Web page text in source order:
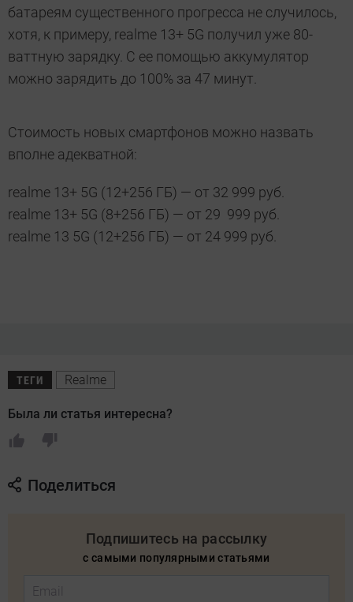
батареям существенного прогресса не случилось,
хотя, к примеру, realme 13+ 5G получил уже 80-
ваттную зарядку. С ее помощью аккумулятор
можно зарядить до 100% за 47 минут.
Стоимость новых смартфонов можно назвать
вполне адекватной:
realme 13+ 5G (12+256 ГБ) — от 32 999 руб.
realme 13+ 5G (8+256 ГБ) — от 29 999 руб.
realme 13 5G (12+256 ГБ) — от 24 999 руб.
ТЕГИ Realme
Была ли статья интересна?
Поделиться
Подпишитесь на рассылку
с самыми популярными статьями